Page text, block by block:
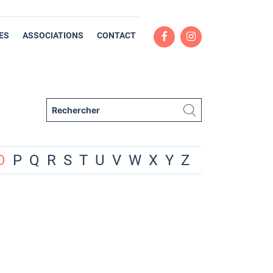
ASSOCIATIONS CONTACT
P Q R S T U V W X Y Z